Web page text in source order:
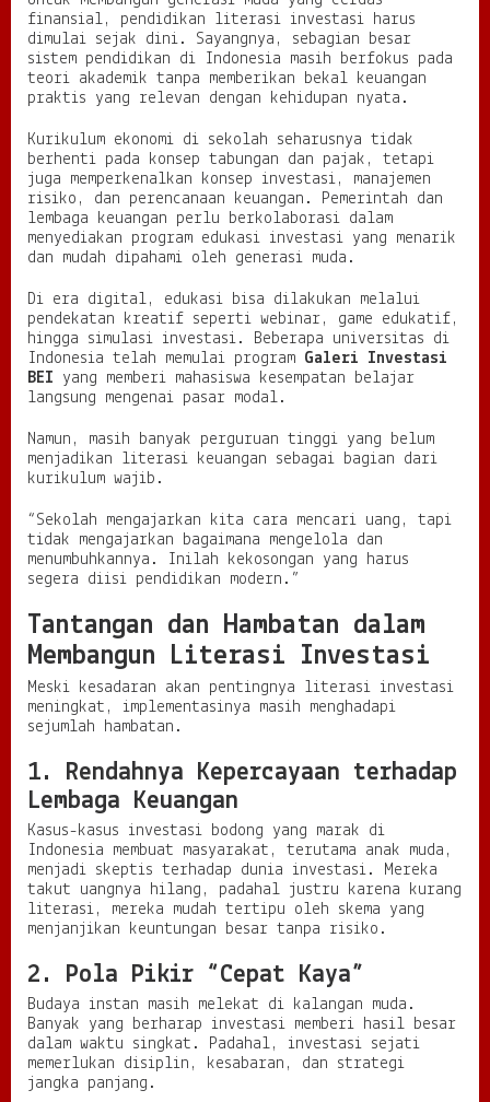
finansial, pendidikan literasi investasi harus
dimulai sejak dini. Sayangnya, sebagian besar
sistem pendidikan di Indonesia masih berfokus pada
teori akademik tanpa memberikan bekal keuangan
praktis yang relevan dengan kehidupan nyata.
Kurikulum ekonomi di sekolah seharusnya tidak
berhenti pada konsep tabungan dan pajak, tetapi
juga memperkenalkan konsep investasi, manajemen
risiko, dan perencanaan keuangan. Pemerintah dan
lembaga keuangan perlu berkolaborasi dalam
menyediakan program edukasi investasi yang menarik
dan mudah dipahami oleh generasi muda.
Di era digital, edukasi bisa dilakukan melalui
pendekatan kreatif seperti webinar, game edukatif,
hingga simulasi investasi. Beberapa universitas di
Indonesia telah memulai program Galeri Investasi
BEI yang memberi mahasiswa kesempatan belajar
langsung mengenai pasar modal.
Namun, masih banyak perguruan tinggi yang belum
menjadikan literasi keuangan sebagai bagian dari
kurikulum wajib.
“Sekolah mengajarkan kita cara mencari uang, tapi
tidak mengajarkan bagaimana mengelola dan
menumbuhkannya. Inilah kekosongan yang harus
segera diisi pendidikan modern.”
Tantangan dan Hambatan dalam
Membangun Literasi Investasi
Meski kesadaran akan pentingnya literasi investasi
meningkat, implementasinya masih menghadapi
sejumlah hambatan.
1. Rendahnya Kepercayaan terhadap
Lembaga Keuangan
Kasus-kasus investasi bodong yang marak di
Indonesia membuat masyarakat, terutama anak muda,
menjadi skeptis terhadap dunia investasi. Mereka
takut uangnya hilang, padahal justru karena kurang
literasi, mereka mudah tertipu oleh skema yang
menjanjikan keuntungan besar tanpa risiko.
2. Pola Pikir “Cepat Kaya”
Budaya instan masih melekat di kalangan muda.
Banyak yang berharap investasi memberi hasil besar
dalam waktu singkat. Padahal, investasi sejati
memerlukan disiplin, kesabaran, dan strategi
jangka panjang.